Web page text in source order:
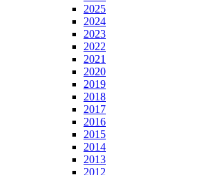
2025
2024
2023
2022
2021
2020
2019
2018
2017
2016
2015
2014
2013
2012